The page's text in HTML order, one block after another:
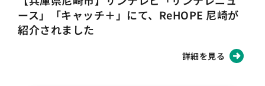
ース」「キャッチ＋」にて、ReHOPE 尼崎が
紹介されました
詳細を見る